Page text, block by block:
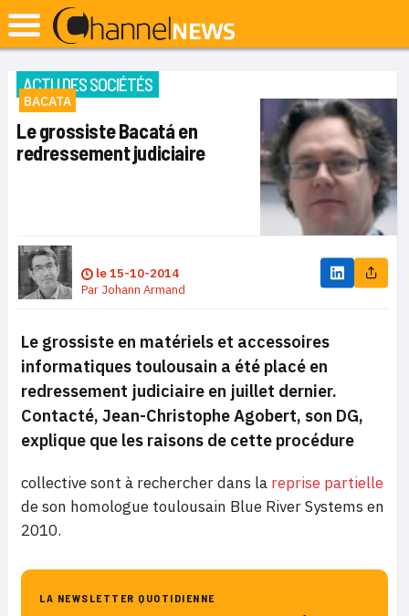
ACTU DES SOCIÉTÉS
BACATA
Le grossiste Bacatá en
redressement judiciaire
le15-10-2014
Par Johann Armand
Le grossiste en matériels et accessoires
informatiques toulousain a été placé en
redressement judiciaire en juillet dernier.
Contacté, Jean-Christophe Agobert, son DG,
explique que les raisons de cette procédure
collective sont à rechercher dans la reprise partielle
de son homologue toulousain Blue River Systems en
2010.
LA NEWSLETTER QUOTIDIENNE